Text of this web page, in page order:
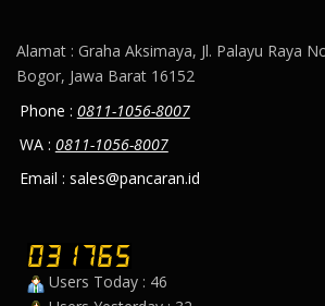
Alamat : Graha Aksimaya, Jl. Palayu Raya
Bogor, Jawa Barat 16152
Phone : 0811-1056-8007
WA : 0811-1056-8007
Email : sales@pancaran.id
Users Today : 46